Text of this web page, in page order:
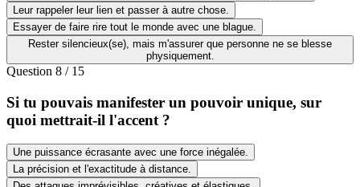
Leur rappeler leur lien et passer à autre chose.
Essayer de faire rire tout le monde avec une blague.
Rester silencieux(se), mais m'assurer que personne ne se blesse
physiquement.
Question 8 / 15
Si tu pouvais manifester un pouvoir unique, sur
quoi mettrait-il l'accent ?
Une puissance écrasante avec une force inégalée.
La précision et l'exactitude à distance.